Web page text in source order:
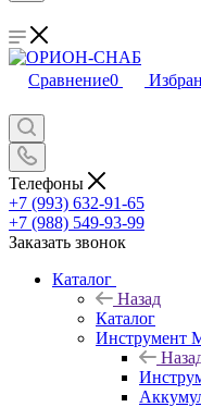
Сравнение0
Телефоны
+7 (993) 632-91-65
+7 (988) 549-93-99
Заказать звонок
Каталог
Назад
Каталог
Инструмент